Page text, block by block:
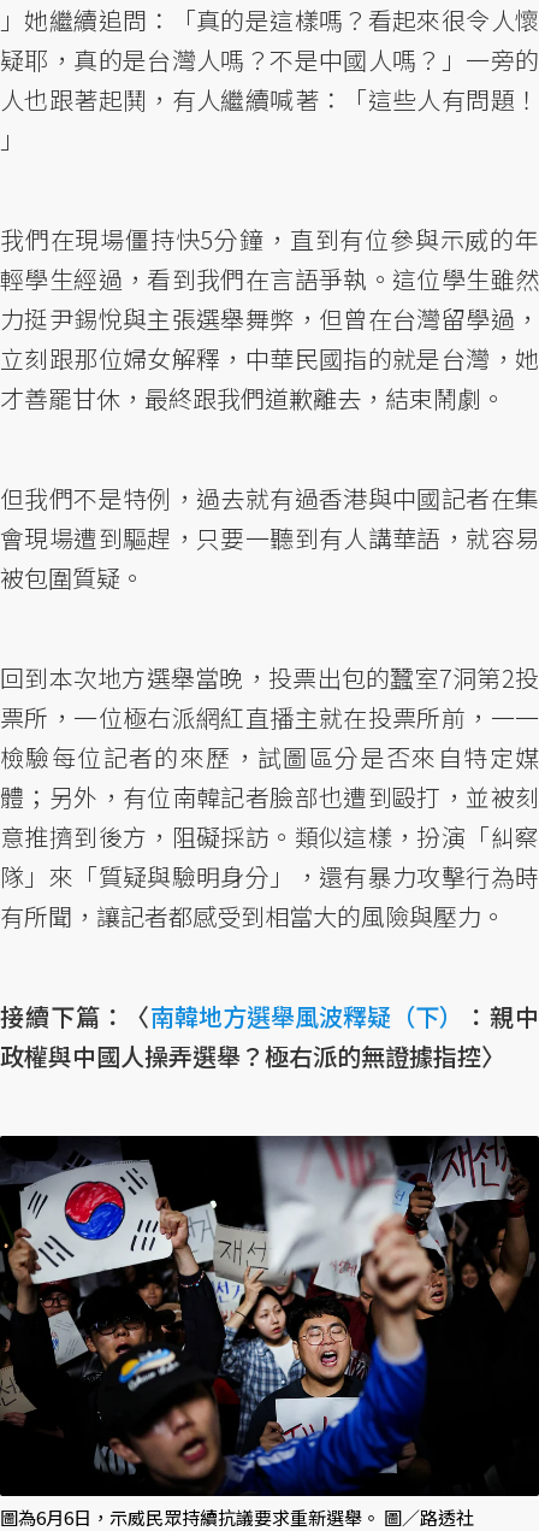
」她繼續追問：「真的是這樣嗎？看起來很令人懷
疑耶，真的是台灣人嗎？不是中國人嗎？」一旁的
人也跟著起鬨，有人繼續喊著：「這些人有問題！
」
我們在現場僵持快5分鐘，直到有位參與示威的年
輕學生經過，看到我們在言語爭執。這位學生雖然
力挺尹錫悅與主張選舉舞弊，但曾在台灣留學過，
立刻跟那位婦女解釋，中華民國指的就是台灣，她
才善罷甘休，最終跟我們道歉離去，結束鬧劇。
但我們不是特例，過去就有過香港與中國記者在集
會現場遭到驅趕，只要一聽到有人講華語，就容易
被包圍質疑。
回到本次地方選舉當晚，投票出包的蠶室7洞第2投
票所，一位極右派網紅直播主就在投票所前，一一
檢驗每位記者的來歷，試圖區分是否來自特定媒
體；另外，有位南韓記者臉部也遭到毆打，並被刻
意推擠到後方，阻礙採訪。類似這樣，扮演「糾察
隊」來「質疑與驗明身分」，還有暴力攻擊行為時
有所聞，讓記者都感受到相當大的風險與壓力。
接續下篇：〈南韓地方選舉風波釋疑（下）
：親中
政權與中國人操弄選舉？極右派的無證據指控〉
圖為6月6日，示威民眾持續抗議要求重新選舉。 圖／路透社